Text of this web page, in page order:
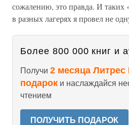
сожалению, это правда. И таких
в разных лагерях я провел не
Более 800 000 книг и
Получи 2 месяца Литрес
подарок и наслаждайся
чтением
ПОЛУЧИТЬ ПОДАРОК